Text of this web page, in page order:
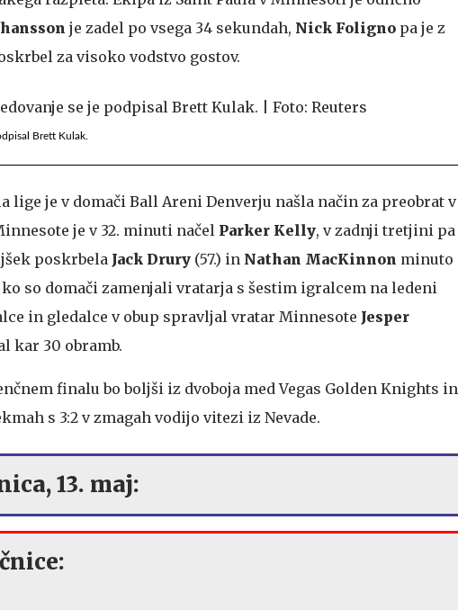
je zadel po vsega 34 sekundah, Nick Foligno pa je z
za visoko vodstvo gostov.
Brett Kulak.
lige je v domači Ball Areni Denverju našla način za preobrat v
je v 32. minuti načel Parker Kelly, v zadnji tretjini pa
poskrbela Jack Drury (57.) in Nathan MacKinnon minuto
so domači zamenjali vratarja s šestim igralcem na ledeni
in gledalce v obup spravljal vratar Minnesote Jesper
kar 30 obramb.
finalu bo boljši iz dvoboja med Vegas Golden Knights in
s 3:2 v zmagah vodijo vitezi iz Nevade.
13. maj: